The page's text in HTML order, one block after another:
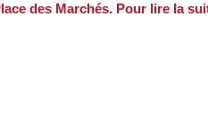
des Marchés. Pour lire la